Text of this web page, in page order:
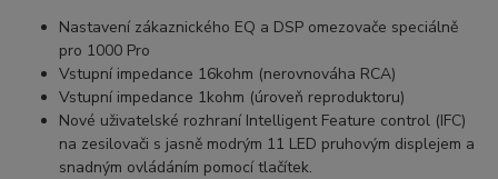
Nastavení zákaznického EQ a DSP omezovače speciálně
pro 1000 Pro
Vstupní impedance 16kohm (nerovnováha RCA)
Vstupní impedance 1kohm (úroveň reproduktoru)
Nové uživatelské rozhraní Intelligent Feature control (IFC)
na zesilovači s jasně modrým 11 LED pruhovým displejem a
snadným ovládáním pomocí tlačítek.